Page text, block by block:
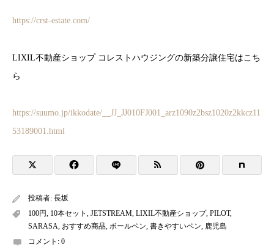
https://crst-estate.com/
LIXIL不動産ショップ コレストハウジングの新築分譲住宅はこち
ら
https://suumo.jp/ikkodate/__JJ_JJ010FJ001_arz1090z2bsz1020z2kkcz11
53189001.html
投稿者: 長坂
100円, 10本セット , JETSTREAM, LIXIL不動産ショップ, PILOT,
SARASA, おすすめ商品, ボールペン, 書きやすいペン, 鹿児島
コメント: 0